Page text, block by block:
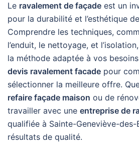
Le ravalement de façade est un
pour la durabilité et l’esthétique
Comprendre les techniques,
l’enduit, le nettoyage, et
la méthode adaptée à vos
devis ravalement facade pour
sélectionner la meilleure offre.
refaire façade maison ou de
travailler avec une entreprise de
qualifiée à Sainte-Geneviève-
résultats de qualité.